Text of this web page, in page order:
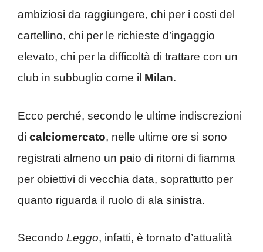
ambiziosi da raggiungere, chi per i costi del
cartellino, chi per le richieste d’ingaggio
elevato, chi per la difficoltà di trattare con un
club in subbuglio come il Milan.
Ecco perché, secondo le ultime indiscrezioni
di calciomercato, nelle ultime ore si sono
registrati almeno un paio di ritorni di fiamma
per obiettivi di vecchia data, soprattutto per
quanto riguarda il ruolo di ala sinistra.
Secondo Leggo, infatti, è tornato d’attualità